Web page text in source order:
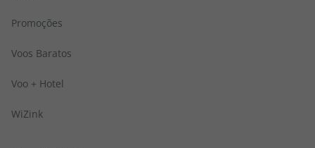
Promoções
Voos Baratos
Voo + Hotel
WiZink